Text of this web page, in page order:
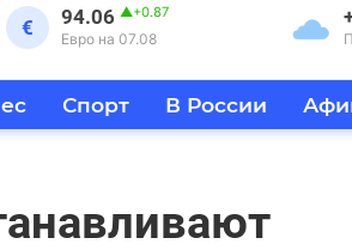
€ 94.06 ▲+0.87
Евро на 07.08
Спорт В России